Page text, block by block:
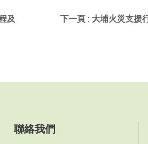
及
下一頁 : 大埔火災支援
聯絡我們